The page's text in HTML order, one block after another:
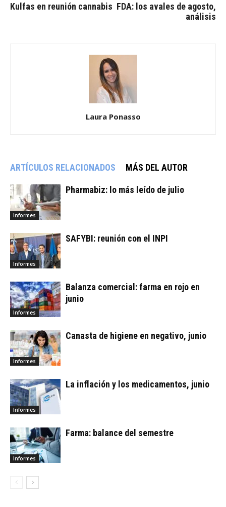
Kulfas en reunión cannabis FDA: los avales de agosto,
análisis
Laura Ponasso
ARTÍCULOS RELACIONADOS MÁS DEL AUTOR
Informes
Pharmabiz: lo más leído de julio
Informes
SAFYBI: reunión con el INPI
Informes
Balanza comercial: farma en rojo en
junio
Informes
Canasta de higiene en negativo, junio
Informes
La inflación y los medicamentos, junio
Informes
Farma: balance del semestre